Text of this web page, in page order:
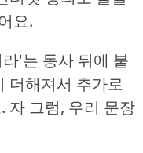
요.
'는 동사 뒤에 붙
더해져서 추가로
자 그럼, 우리 문장